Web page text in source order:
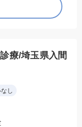
療/埼玉県入間
し